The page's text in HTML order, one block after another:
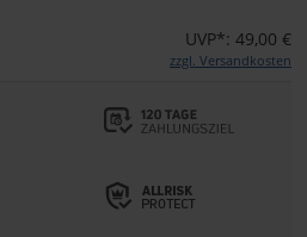
UVP*: 49,00 €
zzgl. Versandkosten